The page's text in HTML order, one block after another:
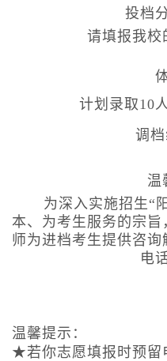
投档
请填报我校
计划录取10
调
温
为深入实施招生“
本、为考生服务的宗
师为进档考生提供咨
电
温馨提示：
★若你志愿填报时预留